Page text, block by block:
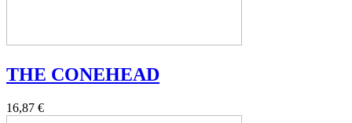
THE CONEHEAD
16,87 €